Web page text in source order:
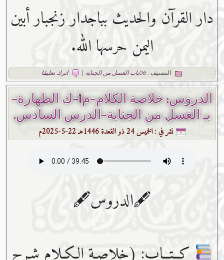
دار القرآن والحديث بباجدار زنجبار أبين
اليمن حرسها الله.
التصنيف :06باب الغسل من الجنابة | اترك تعليقا
الدروس: خلاصة الكلام-م1-ك الطهارة-
بـ الغسل من الجنابة-الدرس السادس.
نشر في :الخميس 24 ذو القعدة 1446هـ 22-5-2025م
🖋الدروس🖋